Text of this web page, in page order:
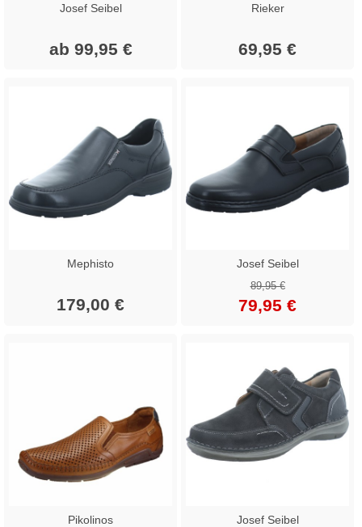
Josef Seibel
ab 99,95 €
Rieker
69,95 €
Mephisto
179,00 €
Josef Seibel
89,95 €
79,95 €
Pikolinos Josef Seibel